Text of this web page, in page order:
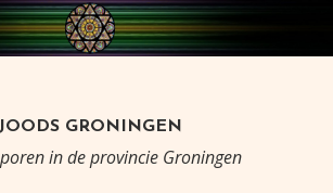
JOODS GRONINGEN
in de provincie Groningen